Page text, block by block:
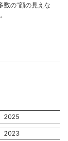
数の”顔の見えな
2025
2023